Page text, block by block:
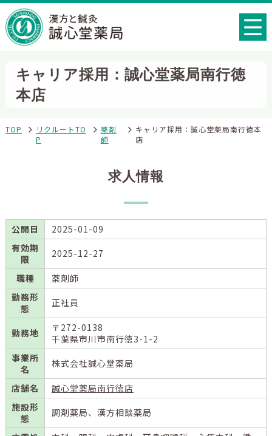
キャリア採用：誠心堂薬局南行徳
本店
TOP
リクルートTO
P
薬剤
師
キャリア採用：誠心堂薬局南行徳本
店
求人情報
公開日
2025-01-09
有効期
限
2025-12-27
職種
薬剤師
勤務形
態
正社員
勤務地
〒272-0138
千葉県市川市南行徳3-1-2
事業所
名
株式会社誠心堂薬局
店舗名
誠心堂薬局南行徳店
施設形
態
調剤薬局、漢方相談薬局